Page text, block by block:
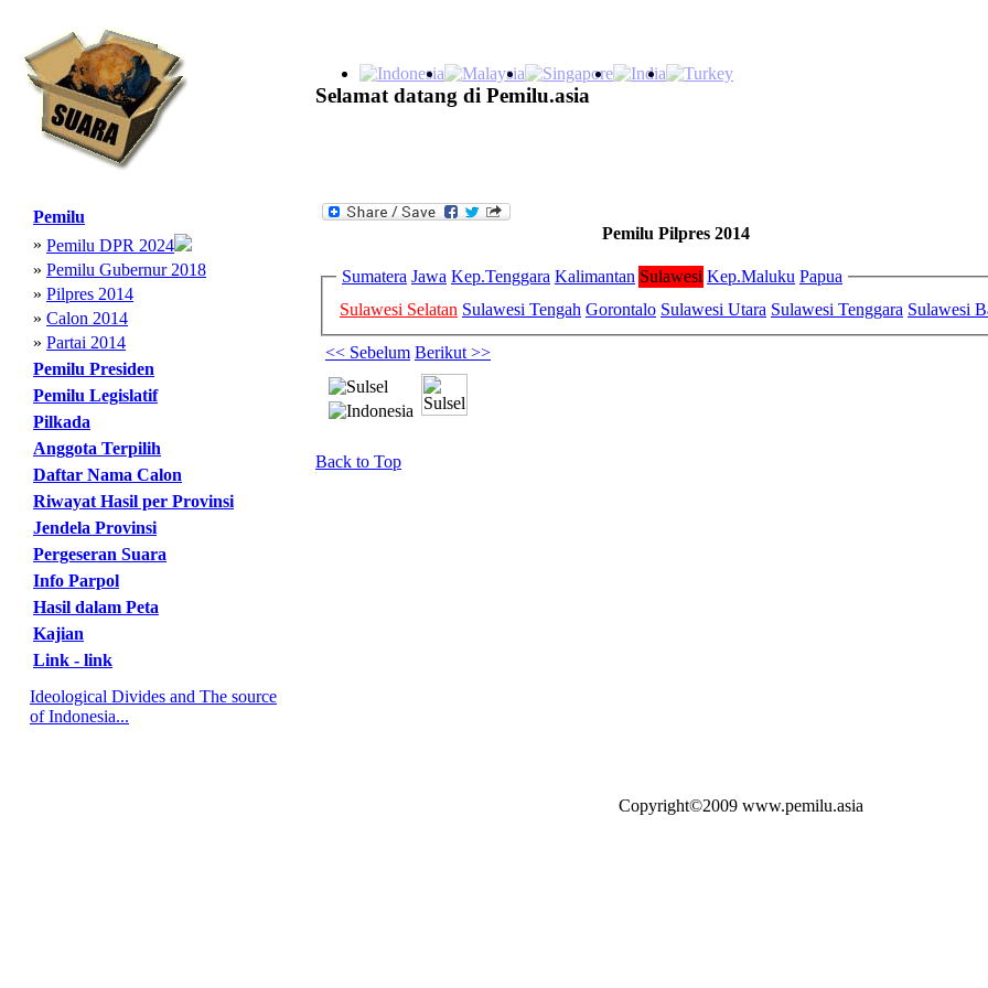
Selamat datang di Pemilu.asia
Pemilu
» Pemilu DPR 2024
» Pemilu Gubernur 2018
» Pilpres 2014
» Calon 2014
» Partai 2014
Pemilu Presiden
Pemilu Legislatif
Pilkada
Anggota Terpilih
Daftar Nama Calon
Riwayat Hasil per Provinsi
Jendela Provinsi
Pergeseran Suara
Info Parpol
Hasil dalam Peta
Kajian
Link - link
Ideological Divides and The source
of Indonesia...
Pemilu Pilpres 2014
Sumatera Jawa Kep.Tenggara Kalimantan Sulawesi Kep.Maluku Papua
Sulawesi Selatan Sulawesi Tengah Gorontalo Sulawesi Utara Sulawesi Tenggara Sulawesi
<< Sebelum Berikut >>
Back to Top
Copyright©2009 www.pemilu.asia